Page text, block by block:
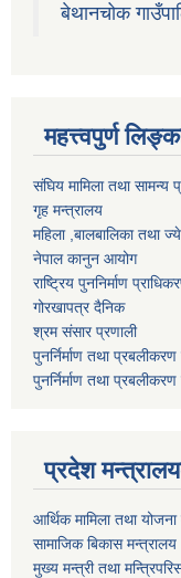
बेथानचोक
महत्त्वपुर्ण
संघिय मामिला तथा सामन्य
गृह मन्त्रालय
महिला ,बालबालिका तथा
नेपाल कानुन आयोग
राष्ट्रिय पुननिर्माण
गोरखापत्र दैनिक
श्रम संसार प्रणाली
पुनर्निर्माण तथा
पुनर्निर्माण तथा
प्रदेश
आर्थिक मामिला तथा
सामाजिक बिकास मन्त्रालय
मुख्य मन्त्री तथा